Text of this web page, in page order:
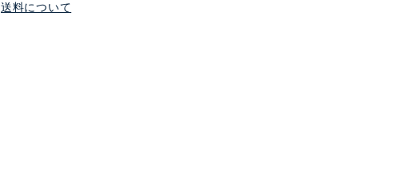
送料について